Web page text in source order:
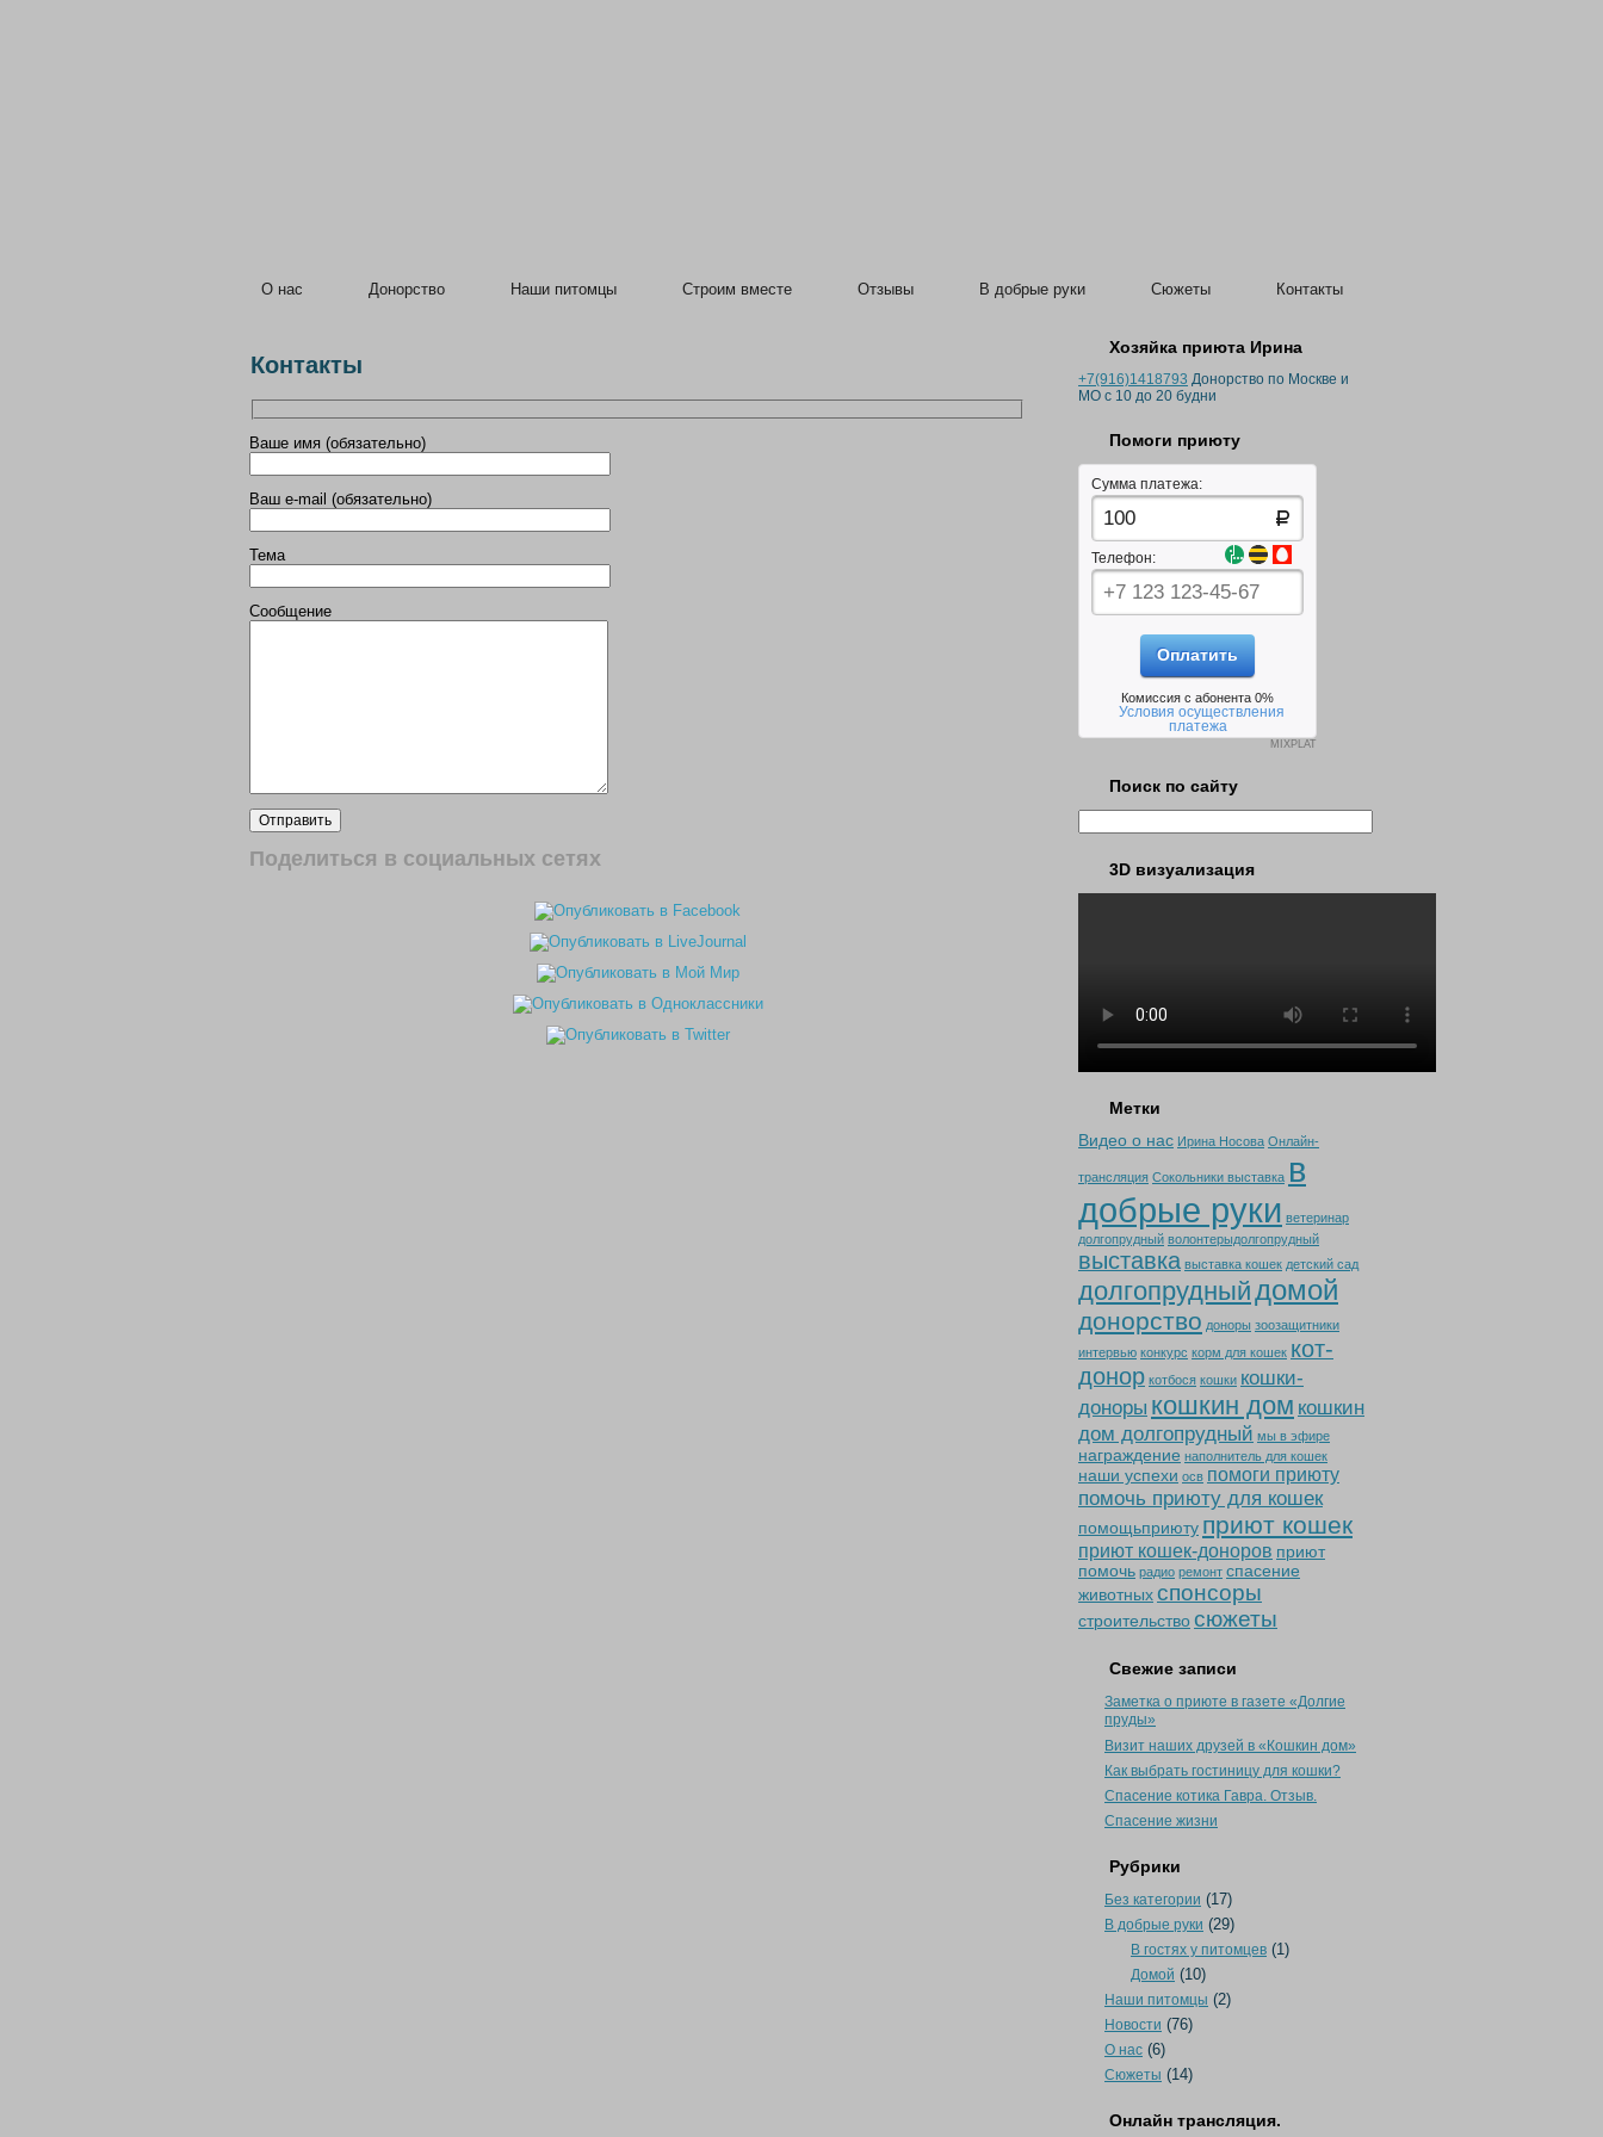
О нас Донорство Наши питомцы Строим вместе Отзывы В добрые руки Сюжеты Контакты
Контакты
Ваше имя (обязательно)
Ваш e-mail (обязательно)
Тема
Сообщение
Поделиться в социальных сетях
Хозяйка приюта Ирина
+7(916)1418793 Донорство по Москве и
МО с 10 до 20 будни
Помоги приюту
Сумма платежа:
Телефон:
Оплатить
Комиссия с абонента 0%
Условия осуществления
платежа
MIXPLAT
Поиск по сайту
3D визуализация
Метки
Видео о нас Ирина Носова Онлайн-
трансляция Сокольники выставка в
добрые руки ветеринар
долгопрудный волонтерыдолгопрудный
выставка выставка кошек детский сад
долгопрудныйдомой
донорство доноры зоозащитники
интервью конкурс корм для кошек кот-
донор котбося кошки кошки-
доноры кошкин дом кошкин
дом долгопрудный мы в эфире
награждение наполнитель для кошек
наши успехи осв помоги приюту
помочь приюту для кошек
помощьприюту приют кошек
приют кошек-доноров приют
помочь радио ремонт спасение
животных спонсоры
строительство сюжеты
Свежие записи
Заметка о приюте в газете «Долгие
пруды»
Визит наших друзей в «Кошкин дом»
Как выбрать гостиницу для кошки?
Спасение котика Гавра. Отзыв.
Спасение жизни
Рубрики
Без категории (17)
В добрые руки (29)
В гостях у питомцев (1)
Домой (10)
Наши питомцы (2)
Новости (76)
О нас (6)
Сюжеты (14)
Онлайн трансляция.